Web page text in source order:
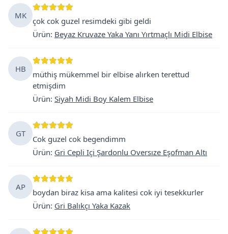
MK
çok cok guzel resimdeki gibi geldi
Ürün: Beyaz Kruvaze Yaka Yanı Yırtmaçlı Midi Elbise
HB
müthiş mükemmel bir elbise alırken terettud
etmişdim
Ürün: Siyah Midi Boy Kalem Elbise
GT
Cok guzel cok begendimm
Ürün: Gri Cepli Içi Şardonlu Oversıze Eşofman Altı
AP
boydan biraz kisa ama kalitesi cok iyi tesekkurler
Ürün: Gri Balıkçı Yaka Kazak